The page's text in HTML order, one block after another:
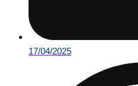
17/04/2025